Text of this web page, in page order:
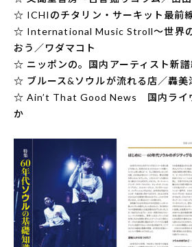
☆ ICHIのチタリン・サーキット最前
☆ International Music Stroll〜世界
おう／ワダマコト
☆ ニッポンの。国内アーティスト新
☆ ブルース&ソウルが流れる店／轟美
☆ Ain’t That Good News 国内ライ
か